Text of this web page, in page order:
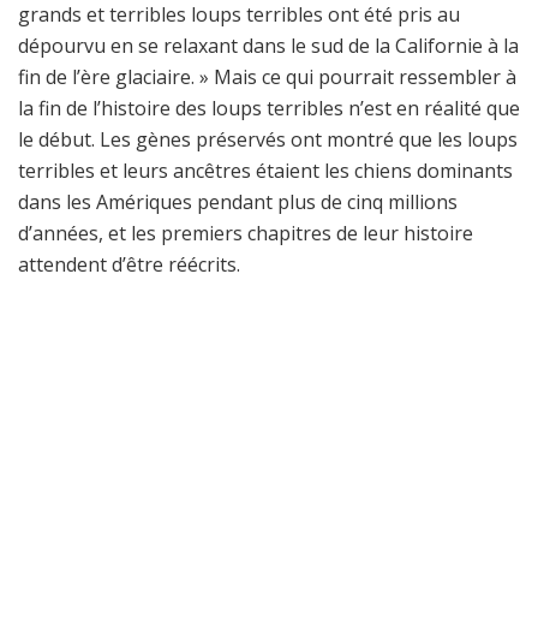
grands et terribles loups terribles ont été pris au
dépourvu en se relaxant dans le sud de la Californie à la
fin de l’ère glaciaire. » Mais ce qui pourrait ressembler à
la fin de l’histoire des loups terribles n’est en réalité que
le début. Les gènes préservés ont montré que les loups
terribles et leurs ancêtres étaient les chiens dominants
dans les Amériques pendant plus de cinq millions
d’années, et les premiers chapitres de leur histoire
attendent d’être réécrits.